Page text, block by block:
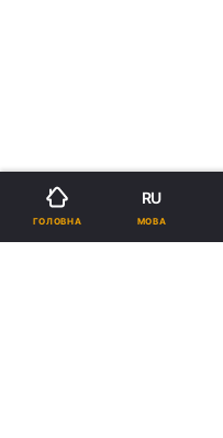
ГОЛОВНА
RU
МОВА